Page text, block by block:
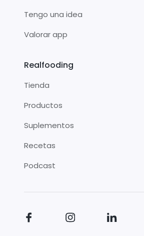
Tengo una idea
Valorar app
Realfooding
Tienda
Productos
Suplementos
Recetas
Podcast